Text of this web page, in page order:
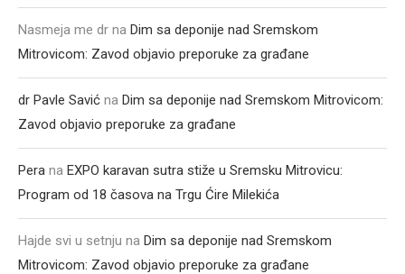
Nasmeja me dr na Dim sa deponije nad Sremskom
Mitrovicom: Zavod objavio preporuke za građane
dr Pavle Savić na Dim sa deponije nad Sremskom Mitrovicom:
Zavod objavio preporuke za građane
Pera na EXPO karavan sutra stiže u Sremsku Mitrovicu:
Program od 18 časova na Trgu Ćire Milekića
Hajde svi u setnju na Dim sa deponije nad Sremskom
Mitrovicom: Zavod objavio preporuke za građane